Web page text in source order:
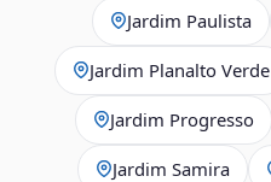
Jardim Paulista
Jardim Planalto Verde
Jardim Progresso
Jardim Samira